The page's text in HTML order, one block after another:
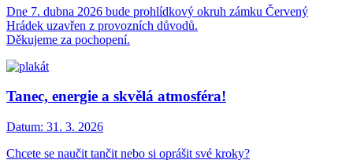
Dne 7. dubna 2026 bude prohlídkový okruh zámku Červený
Hrádek uzavřen z provozních důvodů.
Děkujeme za pochopení.
Tanec, energie a skvělá atmosféra!
Datum: 31. 3. 2026
Chcete se naučit tančit nebo si oprášit své kroky?